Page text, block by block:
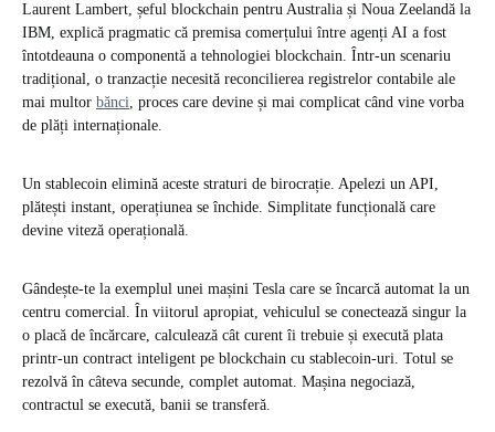
Laurent Lambert, șeful blockchain pentru Australia și Noua Zeelandă la
IBM, explică pragmatic că premisa comerțului între agenți AI a fost
întotdeauna o componentă a tehnologiei blockchain. Într-un scenariu
tradițional, o tranzacție necesită reconcilierea registrelor contabile ale
mai multor bănci, proces care devine și mai complicat când vine vorba
de plăți internaționale.
Un stablecoin elimină aceste straturi de birocrație. Apelezi un API,
plătești instant, operațiunea se închide. Simplitate funcțională care
devine viteză operațională.
Gândește-te la exemplul unei mașini Tesla care se încarcă automat la un
centru comercial. În viitorul apropiat, vehiculul se conectează singur la
o placă de încărcare, calculează cât curent îi trebuie și execută plata
printr-un contract inteligent pe blockchain cu stablecoin-uri. Totul se
rezolvă în câteva secunde, complet automat. Mașina negociază,
contractul se execută, banii se transferă.